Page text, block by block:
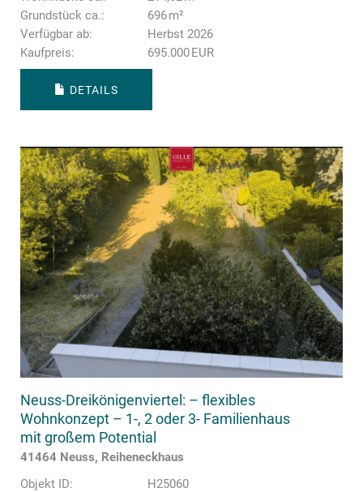
Grund­stück ca.:
696 m²
Verfügbar ab:
Herbst 2026
Kaufpreis:
695.000 EUR
DETAILS
Neuss-Dreikönigenviertel: – flexibles
Wohnkonzept – 1-, 2 oder 3- Familienhaus
mit großem Potential
41464 Neuss, Reiheneckhaus
Objekt ID:
H25060